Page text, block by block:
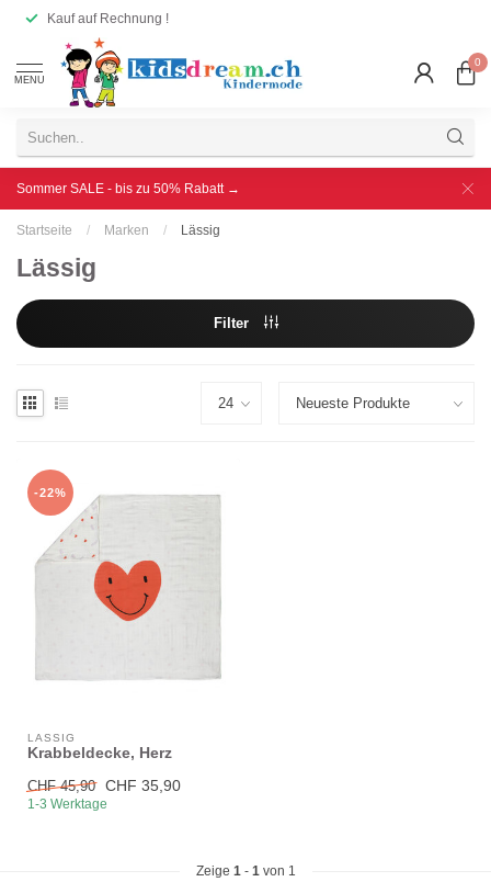
Kauf auf Rechnung !
MENU
0
Sommer SALE - bis zu 50% Rabatt →
Startseite / Marken / Lässig
Lässig
Filter
-22%
LÄSSIG
Krabbeldecke, Herz
CHF 45,90 CHF 35,90
1-3 Werktage
Zeige 1- 1von 1